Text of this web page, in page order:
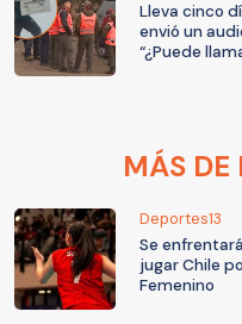
Lleva cinco
envió un
“¿Puede
MÁS DE
Deportes13
Se
jugar Chile
Femenino